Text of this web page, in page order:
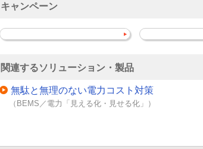
キャンペーン
関連するソリューション・製品
無駄と無理のない電力コスト対策
（BEMS／電力「見える化・見せる化」）